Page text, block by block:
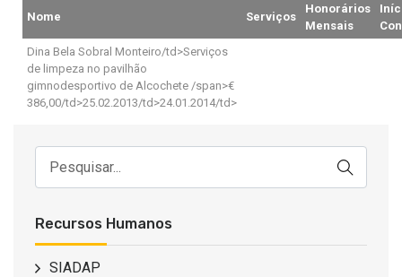
Nome Serviços
Honorários
Mensais
Dina Bela Sobral Monteiro/td>Serviços
de limpeza no pavilhão
gimnodesportivo de Alcochete /span>€
386,00/td>25.02.2013/td>24.01.2014/td>
Recursos Humanos
SIADAP